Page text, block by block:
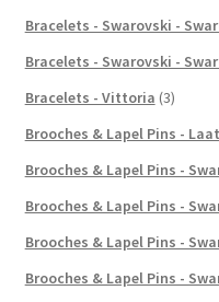
Bracelets - Swarovski -
Bracelets - Swarovski -
Bracelets - Vittoria (3)
Brooches & Lapel Pins -
Brooches & Lapel Pins -
Brooches & Lapel Pins -
Brooches & Lapel Pins -
Brooches & Lapel Pins -